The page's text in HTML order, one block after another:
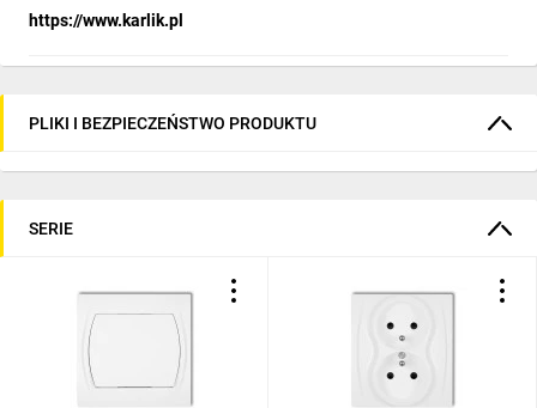
https://www.karlik.pl
PLIKI I BEZPIECZEŃSTWO PRODUKTU
SERIE